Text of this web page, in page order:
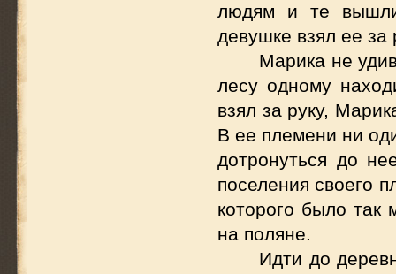
людям и те
девушке взял ее за
Марика не
лесу одному
взял за руку,
В ее племени ни
дотронуться до
поселения своего
которого было
на поляне.
Идти до